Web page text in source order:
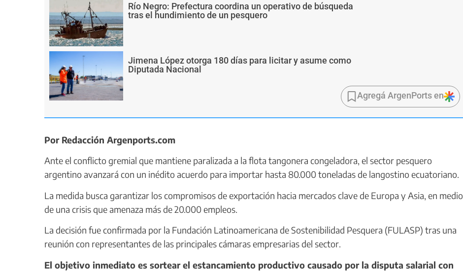
Río Negro: Prefectura coordina un operativo de búsqueda
tras el hundimiento de un pesquero
Jimena López otorga 180 días para licitar y asume como
Diputada Nacional
Agregá ArgenPorts en
Por Redacción Argenports.com
Ante el conflicto gremial que mantiene paralizada a la flota tangonera congeladora, el sector pesquero
argentino avanzará con un inédito acuerdo para importar hasta 80.000 toneladas de langostino ecuatoriano.
La medida busca garantizar los compromisos de exportación hacia mercados clave de Europa y Asia, en medio
de una crisis que amenaza más de 20.000 empleos.
La decisión fue confirmada por la Fundación Latinoamericana de Sostenibilidad Pesquera (FULASP) tras una
reunión con representantes de las principales cámaras empresarias del sector.
El objetivo inmediato es sortear el estancamiento productivo causado por la disputa salarial con